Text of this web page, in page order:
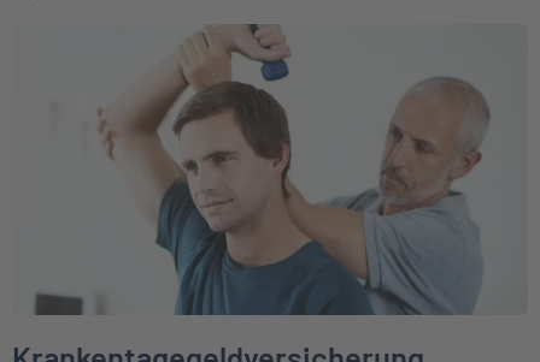
Weiter zu Krankentagegeldversicherung